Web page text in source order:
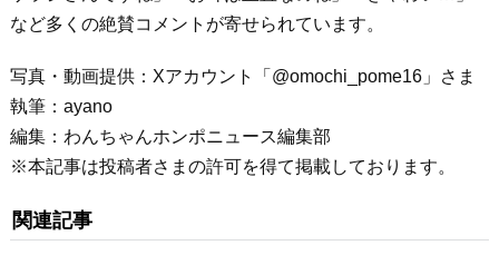
など多くの絶賛コメントが寄せられています。
写真・動画提供：Xアカウント「@omochi_pome16」さま
執筆：ayano
編集：わんちゃんホンポニュース編集部
※本記事は投稿者さまの許可を得て掲載しております。
関連記事